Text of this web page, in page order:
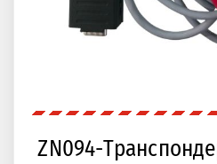
ZN094-